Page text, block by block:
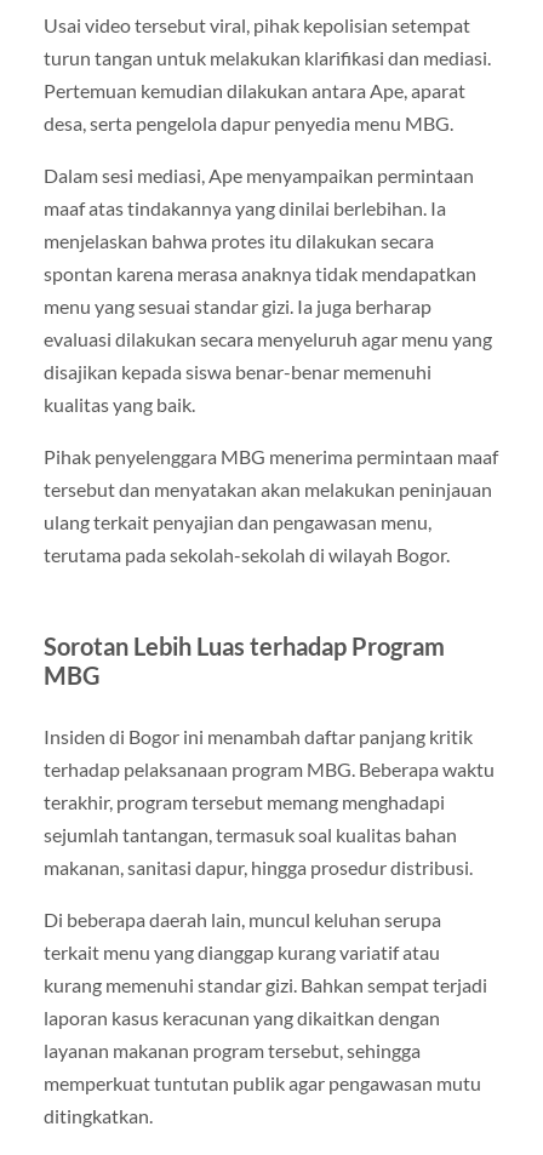
Usai video tersebut viral, pihak kepolisian setempat
turun tangan untuk melakukan klarifikasi dan mediasi.
Pertemuan kemudian dilakukan antara Ape, aparat
desa, serta pengelola dapur penyedia menu MBG.
Dalam sesi mediasi, Ape menyampaikan permintaan
maaf atas tindakannya yang dinilai berlebihan. Ia
menjelaskan bahwa protes itu dilakukan secara
spontan karena merasa anaknya tidak mendapatkan
menu yang sesuai standar gizi. Ia juga berharap
evaluasi dilakukan secara menyeluruh agar menu yang
disajikan kepada siswa benar-benar memenuhi
kualitas yang baik.
Pihak penyelenggara MBG menerima permintaan maaf
tersebut dan menyatakan akan melakukan peninjauan
ulang terkait penyajian dan pengawasan menu,
terutama pada sekolah-sekolah di wilayah Bogor.
Sorotan Lebih Luas terhadap Program
MBG
Insiden di Bogor ini menambah daftar panjang kritik
terhadap pelaksanaan program MBG. Beberapa waktu
terakhir, program tersebut memang menghadapi
sejumlah tantangan, termasuk soal kualitas bahan
makanan, sanitasi dapur, hingga prosedur distribusi.
Di beberapa daerah lain, muncul keluhan serupa
terkait menu yang dianggap kurang variatif atau
kurang memenuhi standar gizi. Bahkan sempat terjadi
laporan kasus keracunan yang dikaitkan dengan
layanan makanan program tersebut, sehingga
memperkuat tuntutan publik agar pengawasan mutu
ditingkatkan.